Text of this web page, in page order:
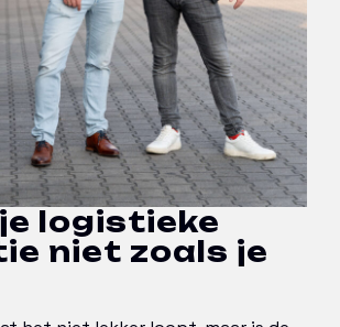
logistieke
niet zoals je